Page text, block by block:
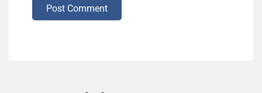
Post Comment